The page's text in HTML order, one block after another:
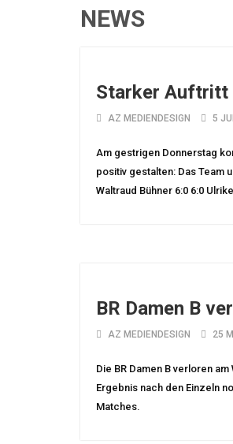
NEWS
Starker Auftritt
AZ MEDIENDESIGN 5
Am gestrigen Donnerstag
positiv gestalten: Das Team
Waltraud Bühner 6:0 6:0
BR Damen B
AZ MEDIENDESIGN 25
Die BR Damen B verloren
Ergebnis nach den Einzeln
Matches.